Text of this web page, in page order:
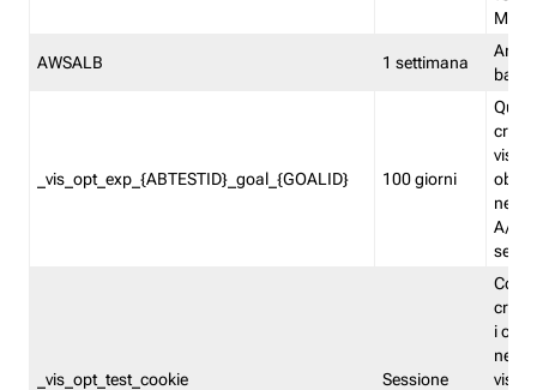
AWSALB 1 settimana
_vis_opt_exp_{ABTESTID}_goal_{GOALID} 100 giorni
nel
A/B.
_vis_opt_test_cookie Sessione
i
nel